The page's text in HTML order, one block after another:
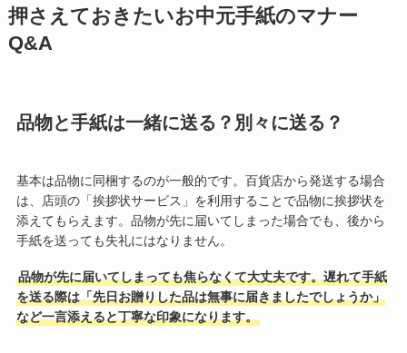
押さえておきたいお中元手紙のマナー
Q&A
品物と手紙は一緒に送る？別々に送る？
基本は品物に同梱するのが一般的です。百貨店から発送する場合
は、店頭の「挨拶状サービス」を利用することで品物に挨拶状を
添えてもらえます。品物が先に届いてしまった場合でも、後から
手紙を送っても失礼にはなりません。
品物が先に届いてしまっても焦らなくて大丈夫です。遅れて手紙
を送る際は「先日お贈りした品は無事に届きましたでしょうか」
など一言添えると丁寧な印象になります。